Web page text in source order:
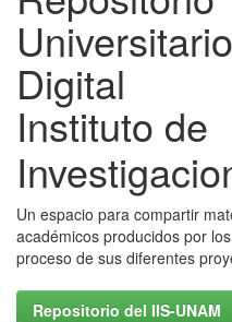
Universitario
Digital
Instituto de
Un espacio para compartir
académicos producidos por
proceso de sus diferentes
Repositorio del IIS-UNAM